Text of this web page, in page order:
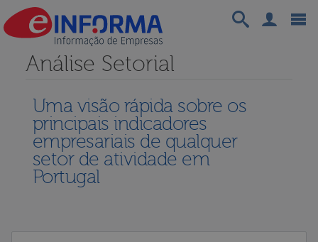
Análise Setorial
Uma visão rápida sobre os
principais indicadores
empresariais de qualquer
setor de atividade em
Portugal